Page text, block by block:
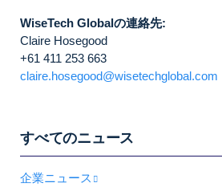
WiseTech Globalの連絡先:
Claire Hosegood
+61 411 253 663
claire.hosegood@wisetechglobal.com
すべてのニュース
企業ニュース